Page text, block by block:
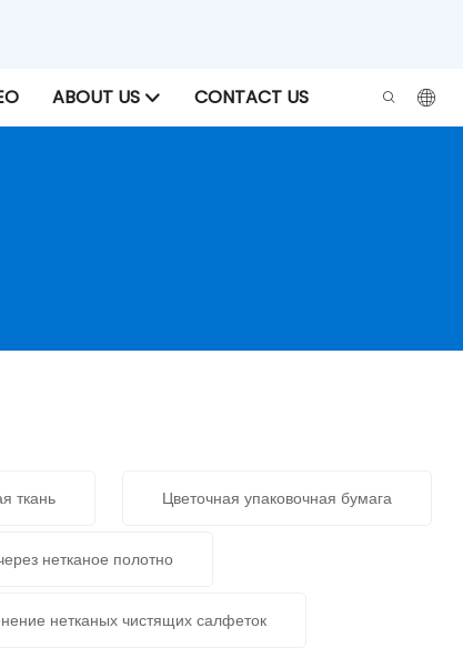
ABOUT US CONTACT US
ткань Цветочная упаковочная бумага
нетканое полотно
нетканых чистящих салфеток